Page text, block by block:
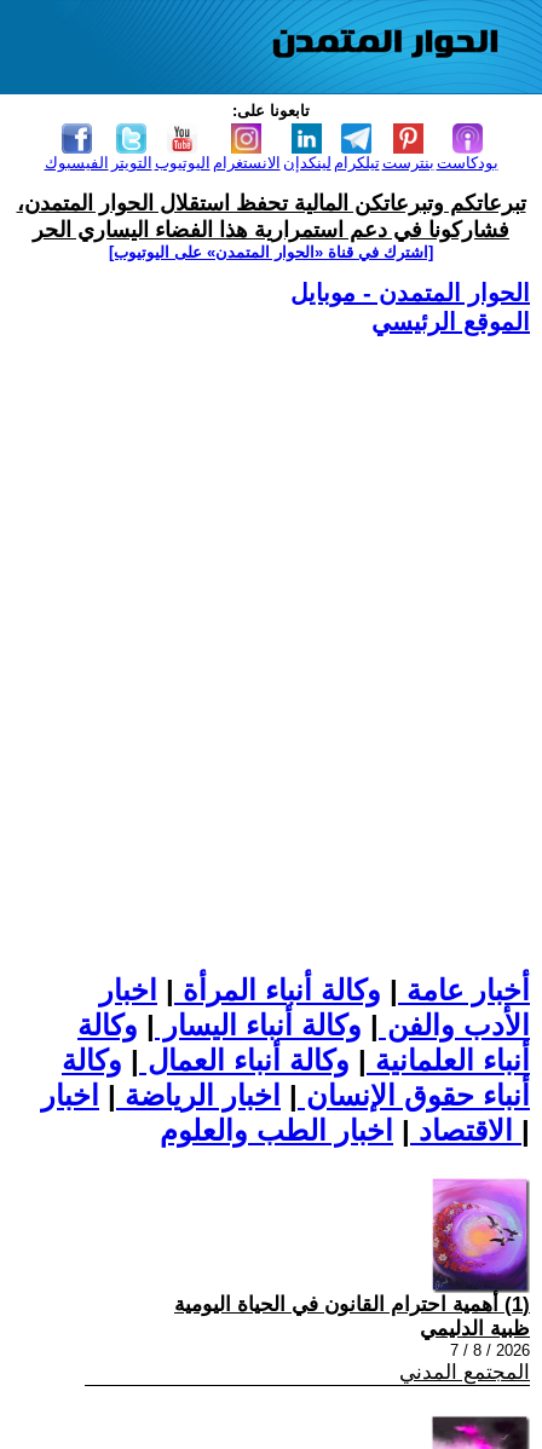
تابعونا على:
الفيسبوك التويتر اليوتيوب الانستغرام لينكدإن تيلكرامبنترست بودكاست
تبرعاتكم وتبرعاتكن المالية تحفظ استقلال الحوار المتمدن،
فشاركونا في دعم استمرارية هذا الفضاء اليساري الحر
[اشترك في قناة ‫«الحوار المتمدن» على اليوتيوب]
الحوار المتمدن - موبايل
الموقع الرئيسي
أخبار عامة | وكالة أنباء المرأة | اخبار
الأدب والفن | وكالة أنباء اليسار | وكالة
أنباء العلمانية | وكالة أنباء العمال | وكالة
أنباء حقوق الإنسان | اخبار الرياضة | اخبار
الاقتصاد | |
(1) أهمية احترام القانون في الحياة اليومية
ظبية الدليمي
2026 / 8 / 7
المجتمع المدني